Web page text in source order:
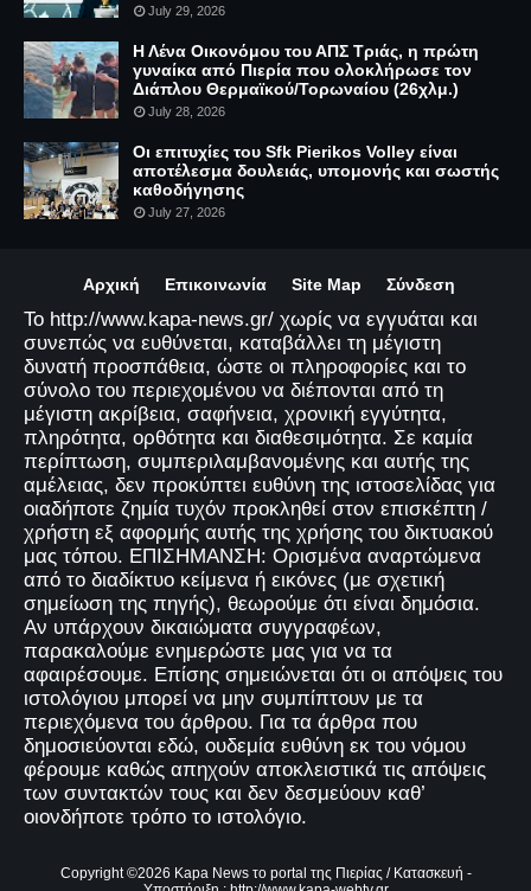
July 29, 2026
Η Λένα Οικονόμου του ΑΠΣ Τριάς, η πρώτη
γυναίκα από Πιερία που ολοκλήρωσε τον
Διάπλου Θερμαϊκού/Τορωναίου (26χλμ.)
July 28, 2026
Οι επιτυχίες του Sfk Pierikos Volley είναι
αποτέλεσμα δουλειάς, υπομονής και σωστής
καθοδήγησης
July 27, 2026
Αρχική Επικοινωνία Site Map Σύνδεση
Το http://www.kapa-news.gr/ χωρίς να εγγυάται και
συνεπώς να ευθύνεται, καταβάλλει τη μέγιστη
δυνατή προσπάθεια, ώστε οι πληροφορίες και το
σύνολο του περιεχομένου να διέπονται από τη
μέγιστη ακρίβεια, σαφήνεια, χρονική εγγύτητα,
πληρότητα, ορθότητα και διαθεσιμότητα. Σε καμία
περίπτωση, συμπεριλαμβανομένης και αυτής της
αμέλειας, δεν προκύπτει ευθύνη της ιστοσελίδας για
οιαδήποτε ζημία τυχόν προκληθεί στον επισκέπτη /
χρήστη εξ αφορμής αυτής της χρήσης του δικτυακού
μας τόπου. ΕΠΙΣΗΜΑΝΣΗ: Ορισμένα αναρτώμενα
από το διαδίκτυο κείμενα ή εικόνες (με σχετική
σημείωση της πηγής), θεωρούμε ότι είναι δημόσια.
Αν υπάρχουν δικαιώματα συγγραφέων,
παρακαλούμε ενημερώστε μας για να τα
αφαιρέσουμε. Επίσης σημειώνεται ότι οι απόψεις του
ιστολόγιου μπορεί να μην συμπίπτουν με τα
περιεχόμενα του άρθρου. Για τα άρθρα που
δημοσιεύονται εδώ, ουδεμία ευθύνη εκ του νόμου
φέρουμε καθώς απηχούν αποκλειστικά τις απόψεις
των συντακτών τους και δεν δεσμεύουν καθ’
οιονδήποτε τρόπο το ιστολόγιο.
Copyright ©2026 Kapa News το portal της Πιερίας / Κατασκευή -